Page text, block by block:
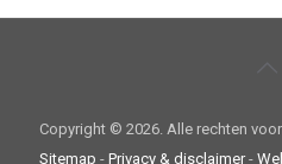
Copyright © 2026. Alle rechten
Sitemap - Privacy & disclaimer-